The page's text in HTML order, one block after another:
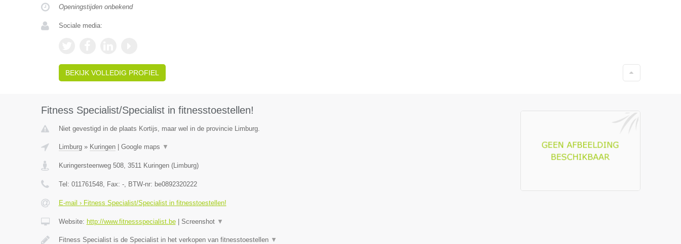
Openingstijden onbekend
Sociale media:
BEKIJK VOLLEDIG PROFIEL
Fitness Specialist/Specialist in fitnesstoestellen!
Niet gevestigd in de plaats Kortijs, maar wel in de provincie Limburg.
Limburg» Kuringen| Google maps ▼
Kuringersteenweg 508, 3511 Kuringen(Limburg)
Tel: 011761548, Fax: -, BTW-nr: be0892320222
E-mail › Fitness Specialist/Specialist in fitnesstoestellen!
Website: http://www.fitnessspecialist.be| Screenshot ▼
Fitness Specialist is de Specialist in het verkopen van fitnesstoestellen ▼